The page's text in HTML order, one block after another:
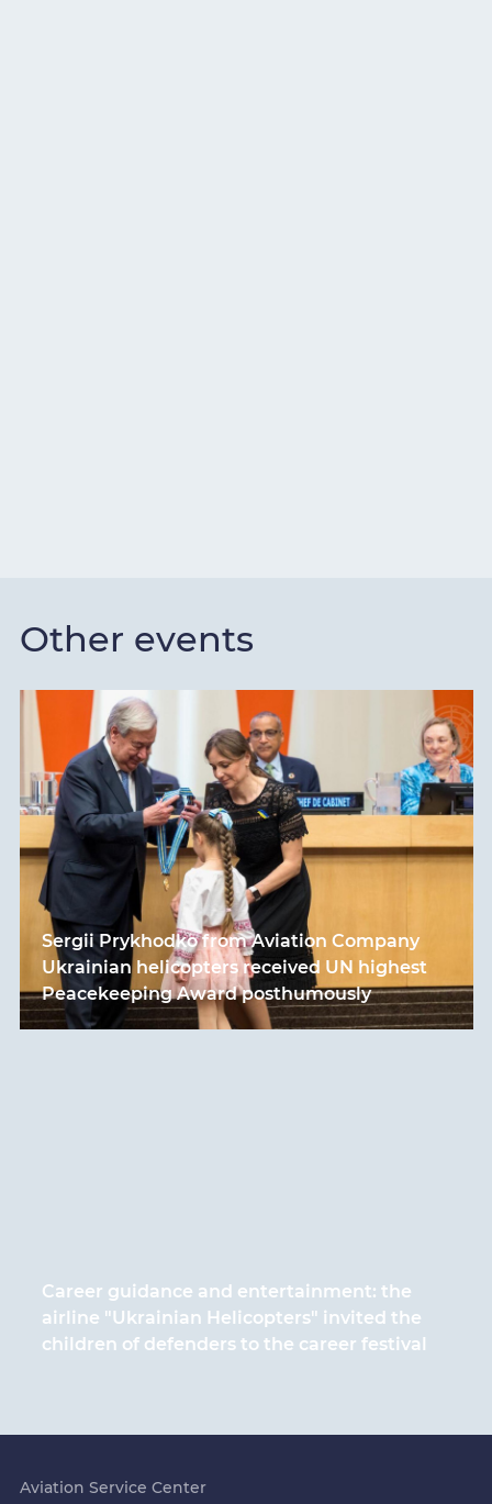
Other events
Sergii Prykhodko from Aviation Company
Ukrainian helicopters received UN highest
Peacekeeping Award posthumously
Career guidance and entertainment: the
airline "Ukrainian Helicopters" invited the
children of defenders to the career festival
Aviation Service Center